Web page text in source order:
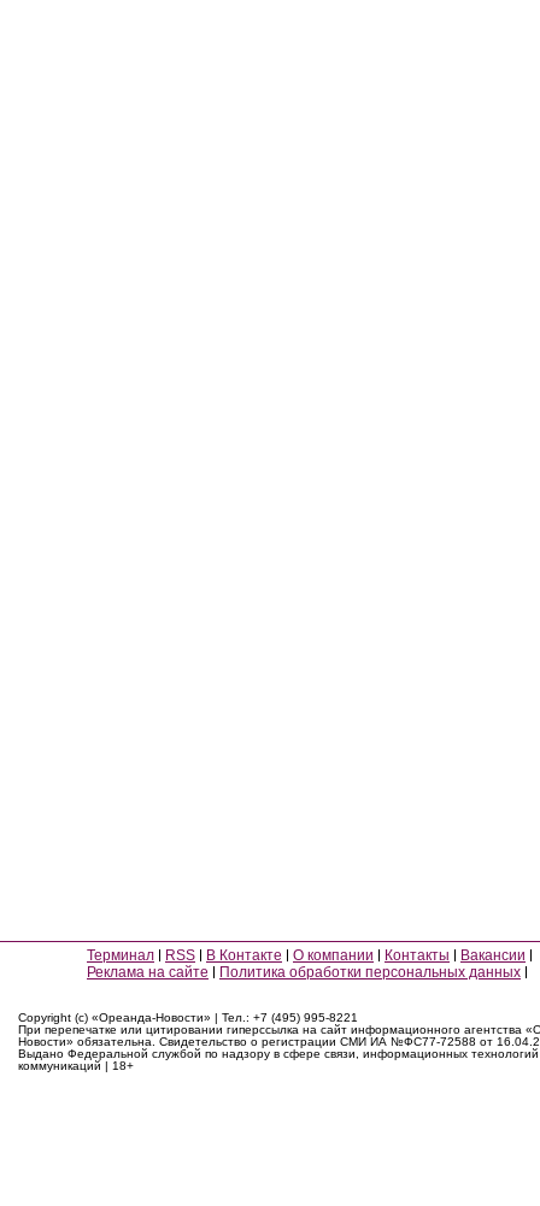
Терминал RSS В Контакте О компании Контакты
Вакансии
Реклама на сайте
Политика обработки персональных данных
Copyright (c) «Ореанда-Новости» | Тел.: +7 (495) 995-8221
При перепечатке или цитировании гиперссылка на сайт информационного агентства
Новости» обязательна. Свидетельство о регистрации СМИ ИА №ФС77-72588 от
Выдано Федеральной службой по надзору в сфере связи, информационных
коммуникаций | 18+